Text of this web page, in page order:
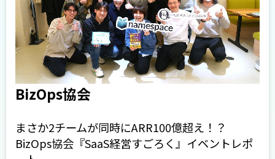
BizOps協会
まさか2チームが同時にARR100億超え！？
BizOps協会『SaaS経営すごろく』イベントレポ